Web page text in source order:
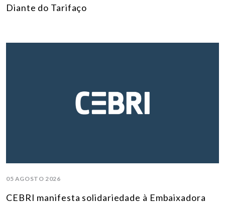
Diante do Tarifaço
05 AGOSTO 2026
CEBRI manifesta solidariedade à Embaixadora